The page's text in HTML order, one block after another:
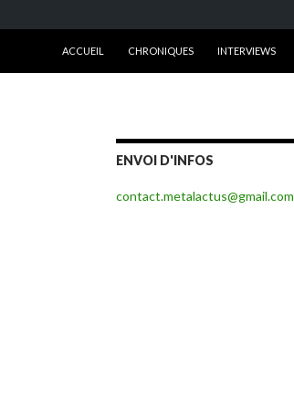
ACCUEIL
CHRONIQUES INTERVIEWS
ENVOI D'INFOS
contact.metalactus@gmail.com